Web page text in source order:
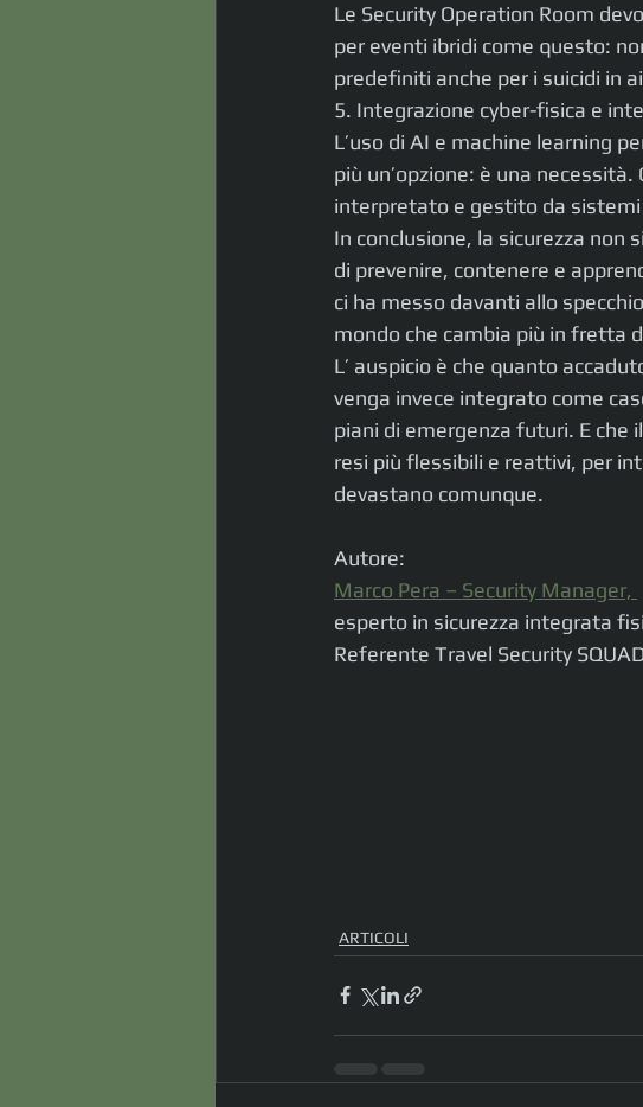
Le Security Operation Room
per eventi ibridi come questo:
predefiniti anche per i suicidi in
5. Integrazione cyber-fisica e
L’uso di AI e machine learning
più un’opzione: è una
interpretato e gestito da sistemi
In conclusione, la sicurezza non
di prevenire, contenere e
ci ha messo davanti allo
mondo che cambia più in fretta
L’ auspicio è che quanto
venga invece integrato come
piani di emergenza futuri. E che
resi più flessibili e reattivi, per
devastano comunque.
Autore:
Marco Pera – Security Manager,
esperto in sicurezza integrata
Referente Travel Security
ARTICOLI